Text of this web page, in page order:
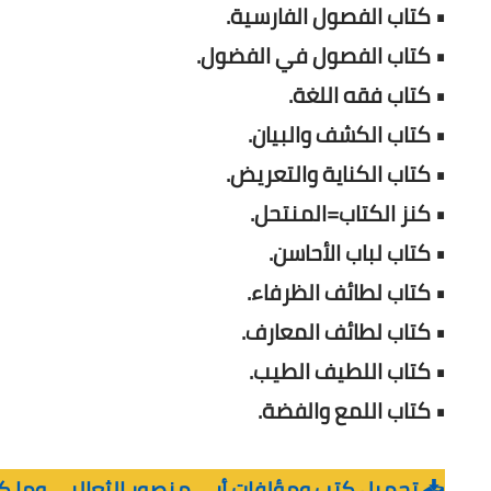
• كتاب الفصول الفارسية.
• كتاب الفصول في الفضول.
• كتاب فقه اللغة.
• كتاب الكشف والبيان.
• كتاب الكناية والتعريض.
• كنز الكتاب=المنتحل.
• كتاب لباب الأحاسن.
• كتاب لطائف الظرفاء.
• كتاب لطائف المعارف.
• كتاب اللطيف الطيب.
• كتاب اللمع والفضة.